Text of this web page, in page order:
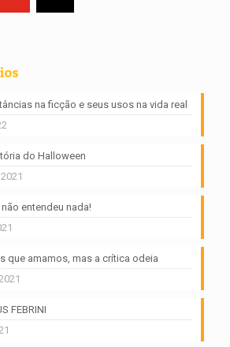
na ficção e seus usos na vida real
do Halloween
entendeu nada!
que amamos, mas a crítica odeia
FEBRINI